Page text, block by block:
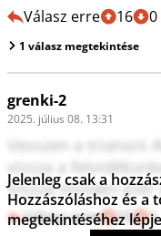
Válasz erre 16 0
1 válasz megtekintése
grenki-2
2025. július 08. 13:31
Vesszen a trianoni
vissza a
Vissza minden ezer
Válasz erre 10 1
Jelenleg csak a
Hozzászóláshoz és a
megtekintéséhez